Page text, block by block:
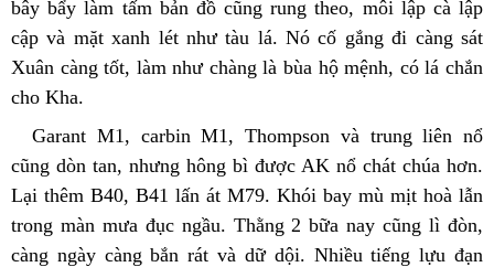
bây bẩy làm tấm bản đồ cũng rung theo, môi lập cà lập
cập và mặt xanh lét như tàu lá. Nó cố gắng đi càng sát
Xuân càng tốt, làm như chàng là bùa hộ mệnh, có lá chắn
cho Kha.
Garant M1, carbin M1, Thompson và trung liên nổ
cũng dòn tan, nhưng hông bì được AK nổ chát chúa hơn.
Lại thêm B40, B41 lấn át M79. Khói bay mù mịt hoà lẫn
trong màn mưa đục ngầu. Thằng 2 bữa nay cũng lì đòn,
càng ngày càng bắn rát và dữ dội. Nhiều tiếng lựu đạn